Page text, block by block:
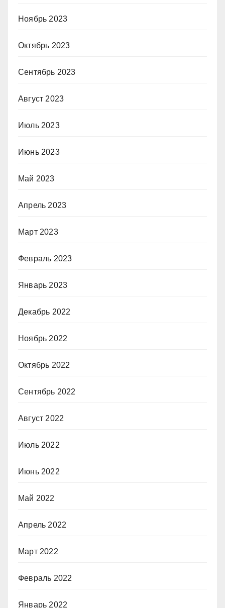
Ноябрь 2023
Октябрь 2023
Сентябрь 2023
Август 2023
Июль 2023
Июнь 2023
Май 2023
Апрель 2023
Март 2023
Февраль 2023
Январь 2023
Декабрь 2022
Ноябрь 2022
Октябрь 2022
Сентябрь 2022
Август 2022
Июль 2022
Июнь 2022
Май 2022
Апрель 2022
Март 2022
Февраль 2022
Январь 2022